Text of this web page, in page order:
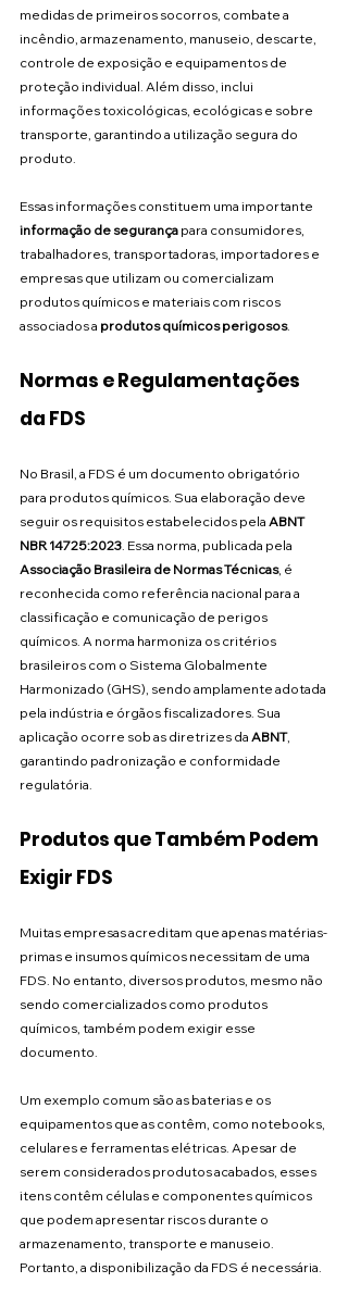
medidas de primeiros socorros, combate a
incêndio, armazenamento, manuseio, descarte,
controle de exposição e equipamentos de
proteção individual. Além disso, inclui
informações toxicológicas, ecológicas e sobre
transporte, garantindo a utilização segura do
produto.
Essas informações constituem uma importante
informação de segurança para consumidores,
trabalhadores, transportadoras, importadores e
empresas que utilizam ou comercializam
produtos químicos e materiais com riscos
associados a produtos químicos perigosos.
Normas e Regulamentações
da FDS
No Brasil, a FDS é um documento obrigatório
para produtos químicos. Sua elaboração deve
seguir os requisitos estabelecidos pela ABNT
NBR 14725:2023. Essa norma, publicada pela
Associação Brasileira de Normas Técnicas, é
reconhecida como referência nacional para a
classificação e comunicação de perigos
químicos. A norma harmoniza os critérios
brasileiros com o Sistema Globalmente
Harmonizado (GHS), sendo amplamente adotada
pela indústria e órgãos fiscalizadores. Sua
aplicação ocorre sob as diretrizes da ABNT,
garantindo padronização e conformidade
regulatória.
Produtos que Também Podem
Exigir FDS
Muitas empresas acreditam que apenas matérias-
primas e insumos químicos necessitam de uma
FDS. No entanto, diversos produtos, mesmo não
sendo comercializados como produtos
químicos, também podem exigir esse
documento.
Um exemplo comum são as baterias e os
equipamentos que as contêm, como notebooks,
celulares e ferramentas elétricas. Apesar de
serem considerados produtos acabados, esses
itens contêm células e componentes químicos
que podem apresentar riscos durante o
armazenamento, transporte e manuseio.
Portanto, a disponibilização da FDS é necessária.